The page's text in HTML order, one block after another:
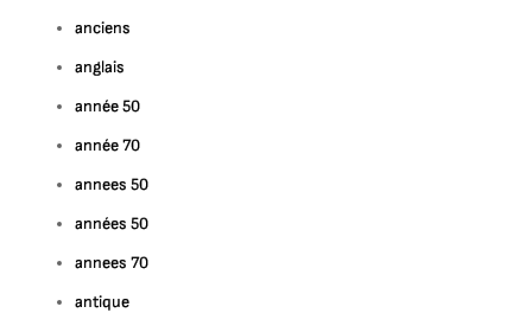
anciens
anglais
année 50
année 70
annees 50
années 50
annees 70
antique